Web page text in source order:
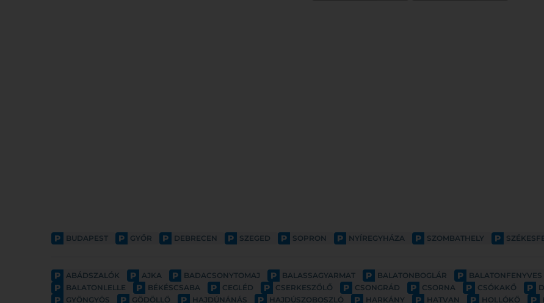
P BUDAPEST P GYŐR P DEBRECEN P SZEGED P SOPRON P NYÍREGYHÁZA P SZOMBATHELY P
P ABÁDSZALÓK P AJKA P BADACSONYTOMAJ P BALASSAGYARMAT P BALATONBOGLÁR P BALATONFENYVES
P BALATONLELLE P BÉKÉSCSABA P CEGLÉD P CSERKESZŐLŐ P CSONGRÁD P CSORNA P CSÓKAKŐ P
P GYÖNGYÖS P GÖDÖLLŐ P HAJDÚNÁNÁS P HAJDÚSZOBOSZLÓ P HARKÁNY P HATVAN P HOLLÓKŐ P